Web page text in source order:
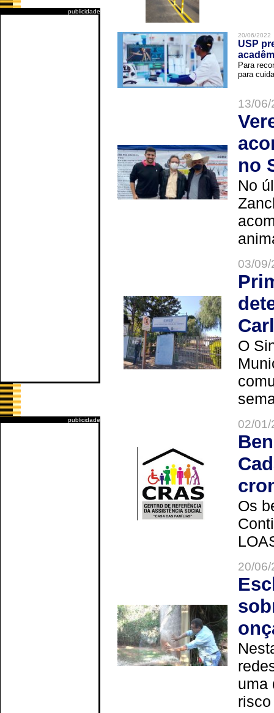
publicidade
publicidade
20/06/2022
USP
Para
para
13/
no
No
03/
O
02/
Os
20/
uma